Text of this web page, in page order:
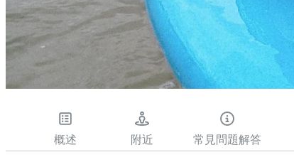
概述 附近 常見問題解答